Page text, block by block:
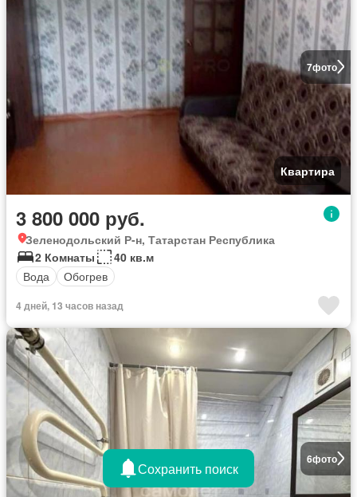
7фото
Квартира
3 800 000 руб.
Зеленодольский Р-н, Татарстан Республика
2 Комнаты
40 кв.м
Вода
Обогрев
4 дней, 13 часов назад
6фото
Сохранить поиск